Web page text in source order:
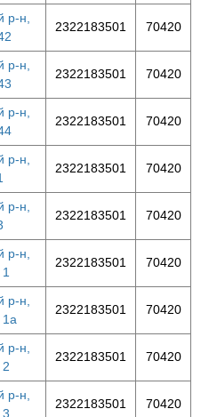
р-н,
2322183501 70420
р-н,
2322183501 70420
р-н,
2322183501 70420
р-н,
2322183501 70420
р-н,
2322183501 70420
р-н,
2322183501 70420
р-н,
1а
2322183501 70420
р-н,
2322183501 70420
р-н,
2322183501 70420